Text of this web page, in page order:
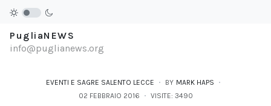
PugliaNEWS
info@puglianews.org
EVENTI E SAGRE SALENTO LECCE BY MARK HAPS
02 FEBBRAIO 2016
VISITE: 3490